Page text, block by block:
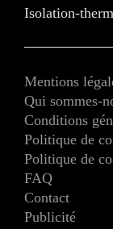
Isolation-
Mentions
Qui sommes-
Conditions
Politique de
Politique de
FAQ
Contact
Publicité